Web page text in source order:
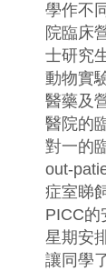
學作不
院臨床
士研究
動物實
醫藥及
醫院的
對一的
out-
症室睇
PICC
星期安
讓同學